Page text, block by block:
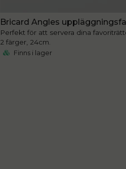
Bricard Angles
Perfekt för att servera dina
2 färger, 24cm.
Finns i lager